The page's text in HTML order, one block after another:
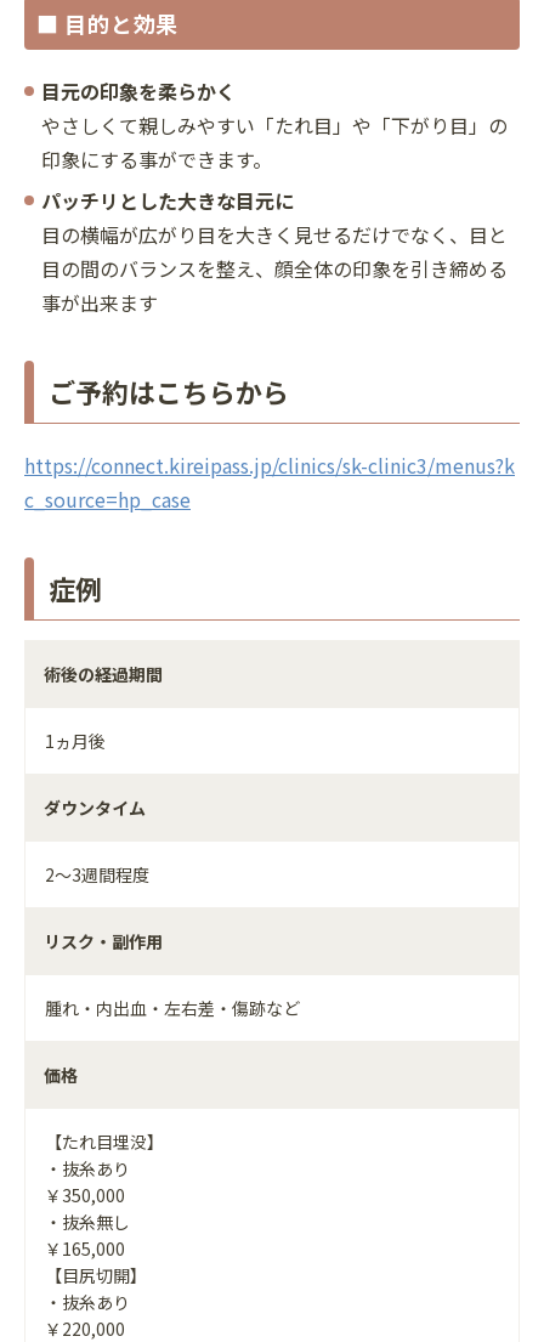
■ 目的と効果
目元の印象を柔らかく
やさしくて親しみやすい「たれ目」や「下がり目」の
印象にする事ができます。
パッチリとした大きな目元に
目の横幅が広がり目を大きく見せるだけでなく、目と
目の間のバランスを整え、顔全体の印象を引き締める
事が出来ます
ご予約はこちらから
https://connect.kireipass.jp/clinics/sk-clinic3/menus?k
c_source=hp_case
症例
術後の経過期間
1ヵ月後
ダウンタイム
2～3週間程度
リスク・副作用
腫れ・内出血・左右差・傷跡など
価格
【たれ目埋没】
・抜糸あり
￥350,000
・抜糸無し
￥165,000
【目尻切開】
・抜糸あり
￥220,000